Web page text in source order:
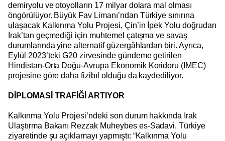
demiryolu ve otoyolların 17 milyar dolara mal olması
öngörülüyor. Büyük Fav Limanı’ndan Türkiye sınırına
ulaşacak Kalkınma Yolu Projesi, Çin’in İpek Yolu doğrudan
Irak’tan geçmediği için muhtemel çatışma ve savaş
durumlarında yine alternatif güzergâhlardan biri. Ayrıca,
Eylül 2023’teki G20 zirvesinde gündeme getirilen
Hindistan-Orta Doğu-Avrupa Ekonomik Koridoru (IMEC)
projesine göre daha fizibıl olduğu da kaydediliyor.
DİPLOMASİ TRAFİĞİ ARTIYOR
Kalkınma Yolu Projesi’ndeki son durum hakkında Irak
Ulaştırma Bakanı Rezzak Muheybes es-Sadavi, Türkiye
ziyaretinde şu açıklamayı yapmıştı: “Kalkınma Yolu